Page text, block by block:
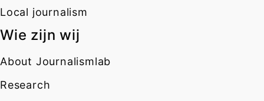
Local journalism
Wie zijn wij
About Journalismlab
Research